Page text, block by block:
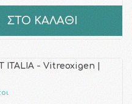
ΣΤΟ ΚΑΛΑΘΙ
ITALIA - Vitreoxigen |